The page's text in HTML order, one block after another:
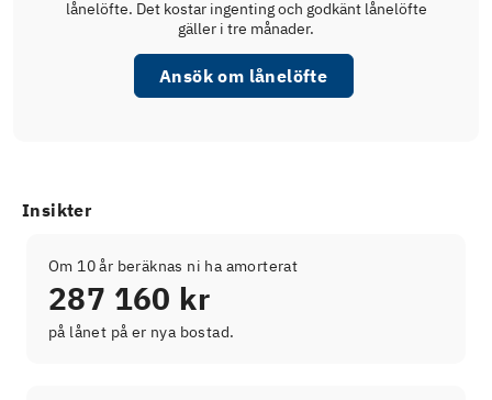
lånelöfte. Det kostar ingenting och godkänt lånelöfte
gäller i tre månader.
Ansök om lånelöfte
Insikter
Om 10 år beräknas ni ha amorterat
287 160 kr
på lånet på er nya bostad.